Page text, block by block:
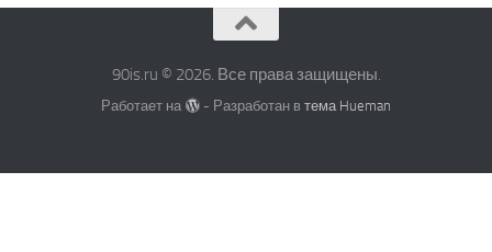
90is.ru © 2026. Все права защищены.
Работает на - Разработан в тема Hueman